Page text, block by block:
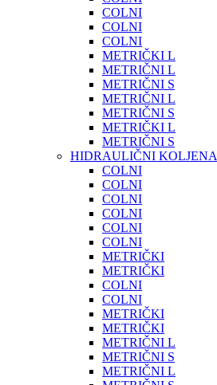
COLNI
COLNI
COLNI
METRIČKI L
METRIČNI L
METRIČNI S
METRIČNI L
METRIČNI S
METRIČKI L
METRIČNI S
HIDRAULIČNI KOLJENA
COLNI
COLNI
COLNI
COLNI
COLNI
COLNI
METRIČKI
METRIČKI
COLNI
COLNI
METRIČKI
METRIČKI
METRIČNI L
METRIČNI S
METRIČNI L